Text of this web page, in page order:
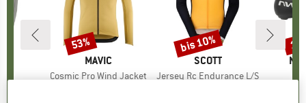
MARKE
MAVIC
Artikel
Cosmic Pro Wind Jacket
Rabatt
53%
MARKE
SCOTT
Artikel
Jersey Rc Endurance L/S
Rabatt
bis 10%